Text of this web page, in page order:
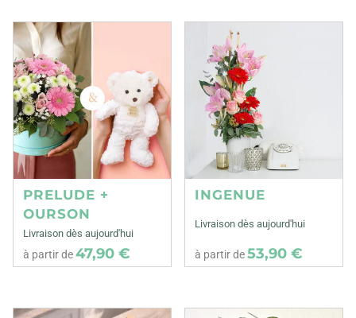
PRELUDE +
OURSON
Livraison dès aujourd'hui
à partir de47,90 €
INGENUE
Livraison dès aujourd'hui
à partir de53,90 €